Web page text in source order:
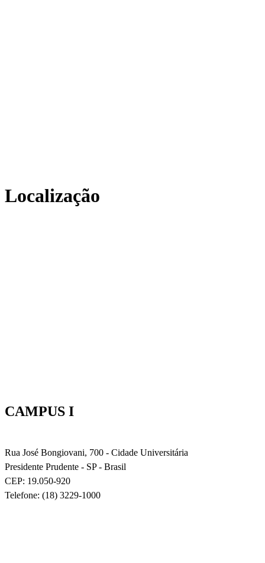
Localização
CAMPUS I
Rua José Bongiovani, 700 - Cidade Universitária
Presidente Prudente - SP - Brasil
CEP: 19.050-920
Telefone: (18) 3229-1000